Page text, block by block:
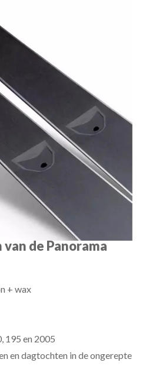
de Panorama
+ wax
195 en 2005
en dagtochten in de ongerepte